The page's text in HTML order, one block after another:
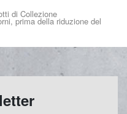
di Collezione
prima della riduzione del